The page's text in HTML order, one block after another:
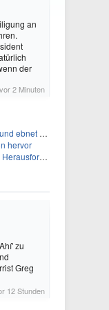
an
der
vor 2 Minuten
hervor
hervor
zu
Greg
12 Stunden